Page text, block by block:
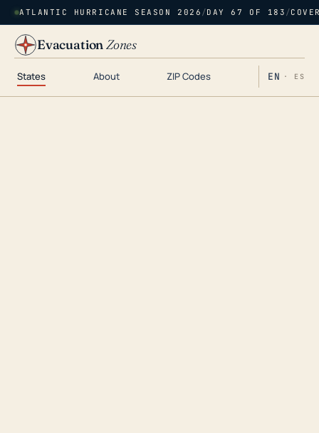
ATLANTIC HURRICANE SEASON 2026 /DAY 67 OF 183 /
EvacuationZones
States About ZIP Codes EN · ES